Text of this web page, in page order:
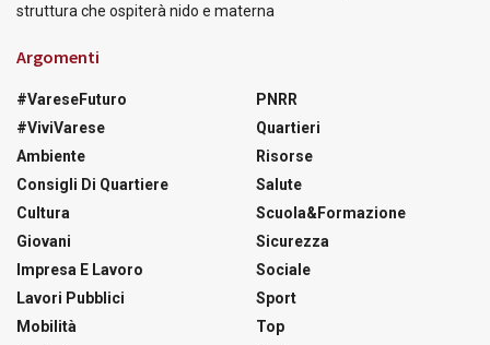
struttura che ospiterà nido e materna
Argomenti
#VareseFuturo
#ViviVarese
Ambiente
Consigli Di Quartiere
Cultura
Giovani
Impresa E Lavoro
Lavori Pubblici
Mobilità
PNRR
Quartieri
Risorse
Salute
Scuola&Formazione
Sicurezza
Sociale
Sport
Top